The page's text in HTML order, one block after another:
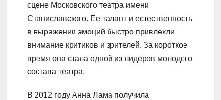
сцене Московского театра имени
Станиславского. Ее талант и естественность
в выражении эмоций быстро привлекли
внимание критиков и зрителей. За короткое
время она стала одной из лидеров молодого
состава театра.
В 2012 году Анна Лама получила